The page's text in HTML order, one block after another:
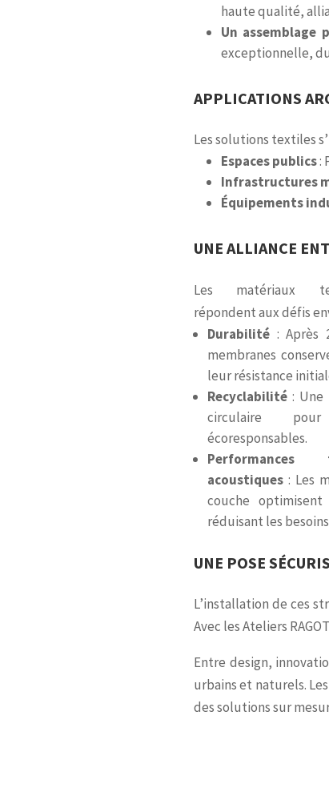
haute qualité,
Un assemblage
exceptionnelle,
APPLICATIONS
Les solutions textiles
Espaces publics:
Infrastructures
Équipements
UNE ALLIANCE
Les matériaux
répondent aux défis
Durabilité: Après
membranes
leur résistance
Recyclabilité: Une
circulaire
écoresponsables.
acoustiques: Les
couche
réduisant les
UNE POSE
L’installation de ces
Avec les Ateliers
Entre design,
urbains et naturels.
des solutions sur